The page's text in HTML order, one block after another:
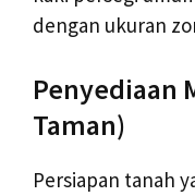
dengan ukuran
Penyediaan
Taman)
Persiapan tanah